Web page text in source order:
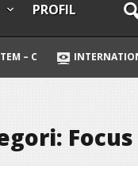
PROFIL
WEBINAR
Focus